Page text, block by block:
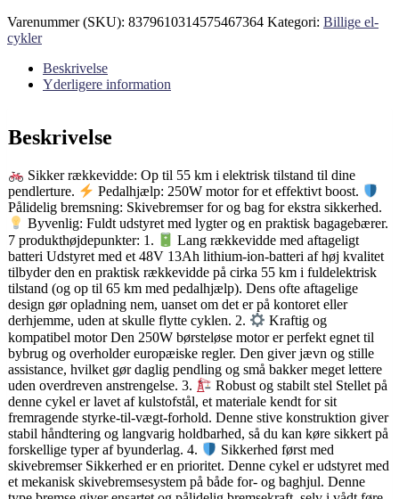
Varenummer (SKU): 8379610314575467364 Kategori: Billige el-
cykler
Beskrivelse
Yderligere information
Beskrivelse
Sikker rækkevidde: Op til 55 km i elektrisk tilstand til dine
pendlerture.
Pedalhjælp: 250W motor for et effektivt boost.
Pålidelig bremsning: Skivebremser for og bag for ekstra sikkerhed.
Byvenlig: Fuldt udstyret med lygter og en praktisk bagagebærer.
7 produkthøjdepunkter: 1.
Lang rækkevidde med aftageligt
batteri Udstyret med et 48V 13Ah lithium-ion-batteri af høj kvalitet
tilbyder den en praktisk rækkevidde på cirka 55 km i fuldelektrisk
tilstand (og op til 65 km med pedalhjælp). Dens ofte aftagelige
design gør opladning nem, uanset om det er på kontoret eller
derhjemme, uden at skulle flytte cyklen. 2.
Kraftig og
kompatibel motor Den 250W børsteløse motor er perfekt egnet til
bybrug og overholder europæiske regler. Den giver jævn og stille
assistance, hvilket gør daglig pendling og små bakker meget lettere
uden overdreven anstrengelse. 3.
Robust og stabilt stel Stellet på
denne cykel er lavet af kulstofstål, et materiale kendt for sit
fremragende styrke-til-vægt-forhold. Denne stive konstruktion giver
stabil håndtering og langvarig holdbarhed, så du kan køre sikkert på
forskellige typer af byunderlag. 4.
Sikkerhed først med
skivebremser Sikkerhed er en prioritet. Denne cykel er udstyret med
et mekanisk skivebremsesystem på både for- og baghjul. Denne